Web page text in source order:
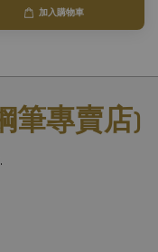
加入購物車
筆專賣店)